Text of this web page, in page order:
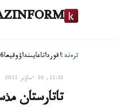
ترەند:اقورداتاعايىنداۋوقيعا
11:53, 16 ءساۋىر 2011
تاتارستان